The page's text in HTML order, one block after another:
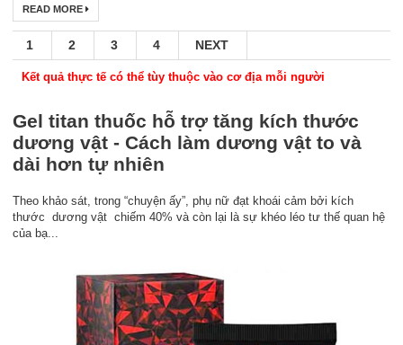
READ MORE
1 2 3 4 NEXT
Kết quả thực tế có thể tùy thuộc vào cơ địa mỗi người
Gel titan thuốc hỗ trợ tăng kích thước
dương vật - Cách làm dương vật to và
dài hơn tự nhiên
Theo khảo sát, trong “chuyện ấy”, phụ nữ đạt khoái cảm bởi kích
thước dương vật chiếm 40% và còn lại là sự khéo léo tư thế quan hệ
của bạ...